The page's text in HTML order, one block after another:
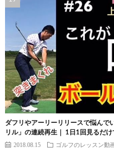
ダフリやアーリーリリースで悩んで
リル」の連続再生｜ 1日1回見るだけ
2018.08.15 ゴルフのレッスン動